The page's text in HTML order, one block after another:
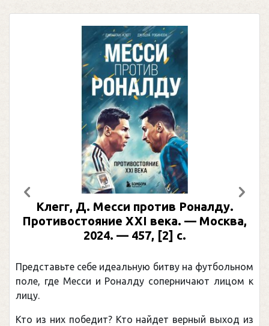
Клегг, Д. Месси против Роналду.
Противостояние XXI века. — Москва,
2024. — 457, [2] с.
Представьте себе идеальную битву на футбольном
поле, где Месси и Роналду соперничают лицом к
лицу.
Кто из них победит? Кто найдет верный выход из
Предыдущий